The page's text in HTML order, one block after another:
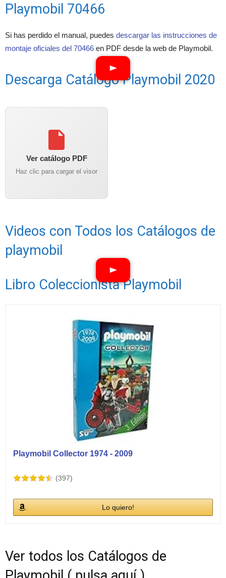
Playmobil 70466
Si has perdido el manual, puedes descargar las instrucciones de
montaje oficiales del 70466 en PDF desde la web de Playmobil.
Descarga Catálogo Playmobil 2020
Ver catálogo PDF
Haz clic para cargar el visor
Videos con Todos los Catálogos de
playmobil
Libro Coleccionista Playmobil
Playmobil Collector 1974 - 2009
(397)
Lo quiero!
Ver todos los Catálogos de